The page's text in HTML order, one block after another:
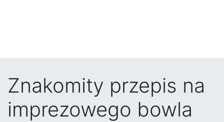
Znakomity przepis na
imprezowego bowla